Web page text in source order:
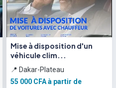
Mise à disposition d'un
véhicule clim...
📍 Dakar-Plateau
55 000 CFAà partir de